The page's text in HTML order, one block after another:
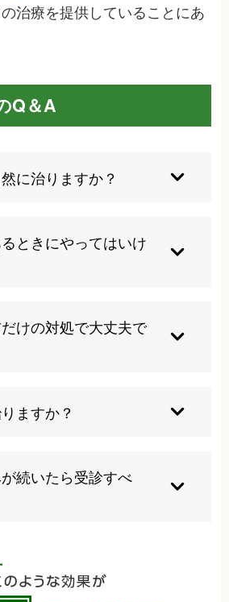
治療を提供していることにあ
Q＆A
に治りますか？
めの受診をおすすめします。
査で症状の原因や状態を確認
施術計画を立てて施術を行っ
ときにやってはいけ
みを悪化させることがありま
では難しい面もあります。当
て、今は何をして良いか、避
けの対処で大丈夫で
姿勢の見直しが必要です。当
て、今は何をして良いか、避
ますか？
す。当院では初回の検査で今
値化する検査を行います。
続いたら受診すべ
討しましょう。